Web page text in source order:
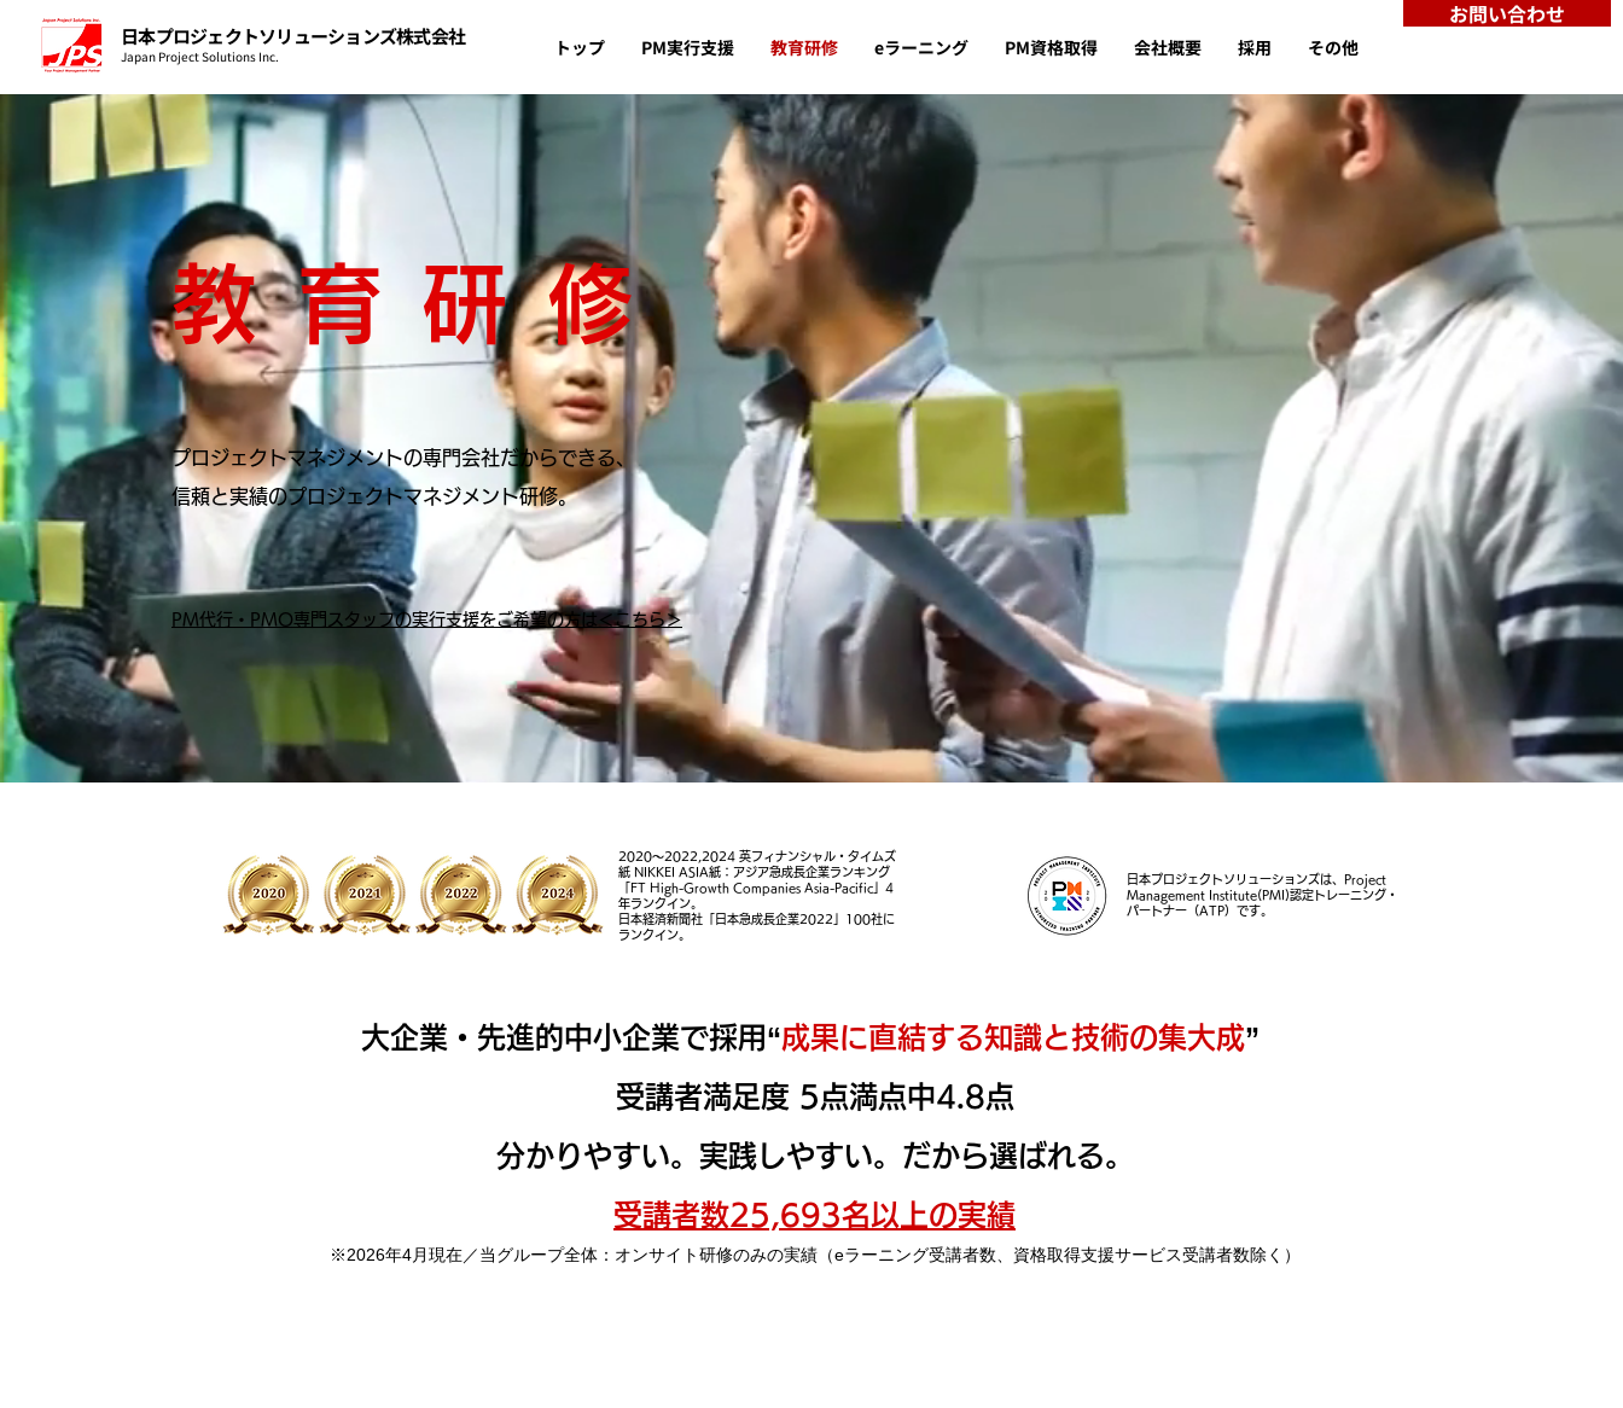
日本プロジェクトソリューションズ株式会社
Japan Project Solutions Inc. トップ PM実行支援 教育研修 eラーニング PM資格取得 会社概要 採用 その他
お問い合わせ
教育研修
プロジェクトマネジメントの専門会社だからできる、
信頼と実績のプロジェクトマネジメント研修。
PM代行・PMO専門スタッフの実行支援をご希望の方は＜こちら＞
2020～2022,2024 英フィナンシャル・タイムズ
紙 NIKKEI ASIA紙：アジア急成長企業ランキング
「FT High-Growth Companies Asia-Pacific」4
年ランクイン。
日本経済新聞社「日本急成長企業2022」100社に
ランクイン。
日本プロジェクトソリューションズは、Project
Management Institute(PMI)認定トレーニング・
パートナー（ATP）です。
大企業・先進的中小企業で採用“成果に直結する知識と技術の集大成”
受講者満足度 5点満点中4.8点
分かりやすい。実践しやすい。だから選ばれる。
受講者数25,693名以上の実績
※2026年4月現在／当グループ全体：オンサイト研修のみの実績（eラーニング受講者数、資格取得支援サービス受講者数除く）